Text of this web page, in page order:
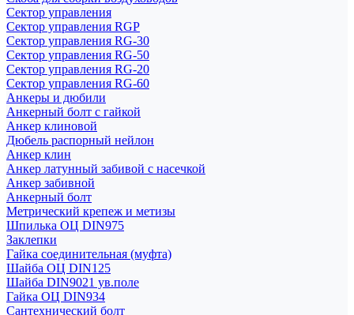
Сектор управления
Сектор управления RGP
Сектор управления RG-30
Сектор управления RG-50
Сектор управления RG-20
Сектор управления RG-60
Анкеры и дюбили
Анкерный болт с гайкой
Анкер клиновой
Дюбель распорный нейлон
Анкер клин
Анкер латунный забивой с насечкой
Анкер забивной
Анкерный болт
Метрический крепеж и метизы
Шпилька ОЦ DIN975
Заклепки
Гайка соединительная (муфта)
Шайба ОЦ DIN125
Шайба DIN9021 ув.поле
Гайка ОЦ DIN934
Сантехнический болт